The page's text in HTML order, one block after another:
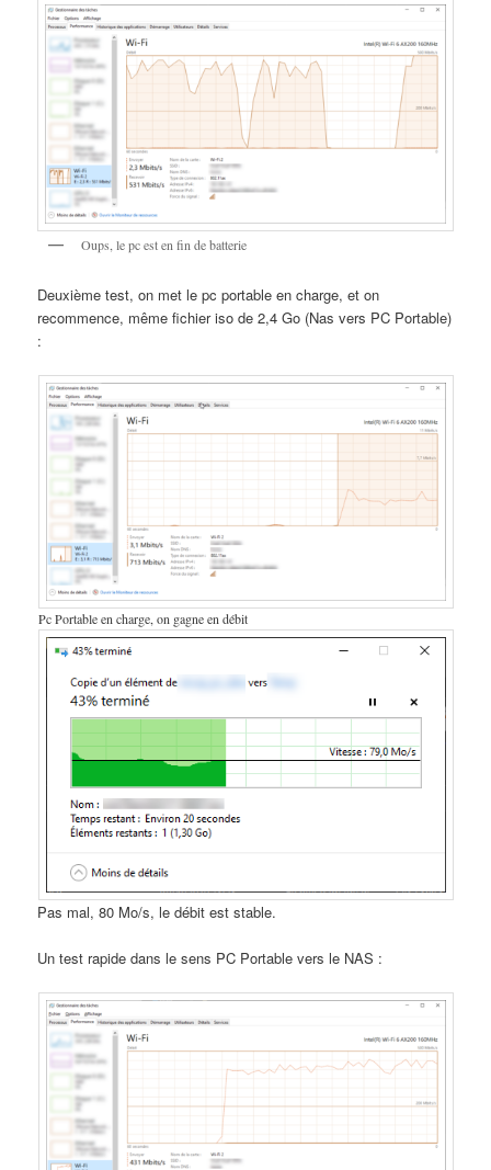
Oups, le pc est en fin de batterie
Deuxième test, on met le pc portable en charge, et on
recommence, même fichier iso de 2,4 Go (Nas vers PC Portable)
:
Pc Portable en charge, on gagne en débit
Pas mal, 80 Mo/s, le débit est stable.
Un test rapide dans le sens PC Portable vers le NAS :